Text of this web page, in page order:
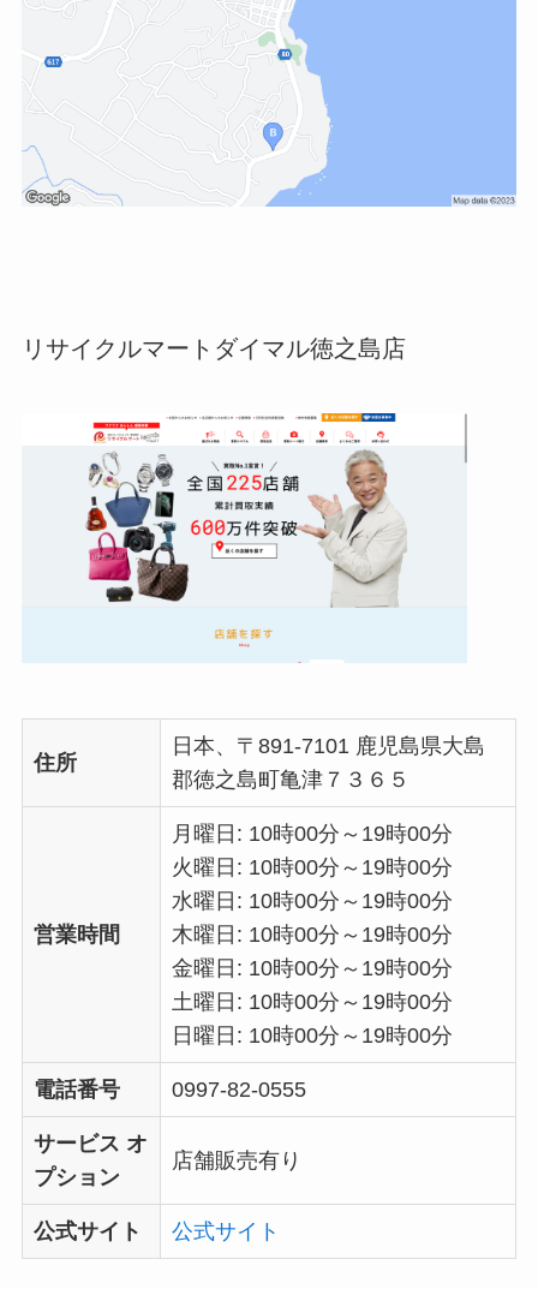
リサイクルマートダイマル徳之島店
住所
日本、〒891-7101 鹿児島県大島
郡徳之島町亀津７３６５
営業時間
月曜日: 10時00分～19時00分
火曜日: 10時00分～19時00分
水曜日: 10時00分～19時00分
木曜日: 10時00分～19時00分
金曜日: 10時00分～19時00分
土曜日: 10時00分～19時00分
日曜日: 10時00分～19時00分
電話番号 0997-82-0555
サービス オ
プション
店舗販売有り
公式サイト 公式サイト